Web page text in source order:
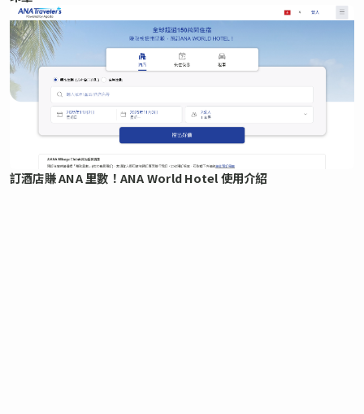
訂酒店賺 ANA 里數！ANA World Hotel 使用介紹